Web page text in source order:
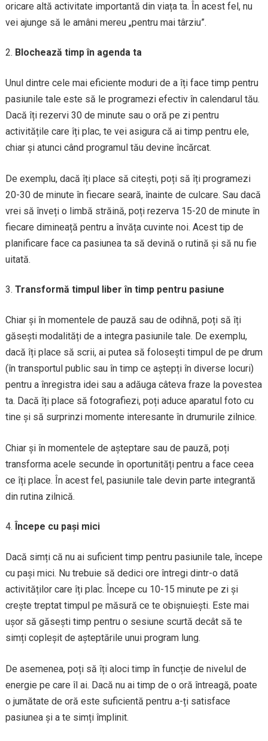
oricare altă activitate importantă din viața ta. În acest fel, nu
vei ajunge să le amâni mereu „pentru mai târziu”.
Blochează timp în agenda ta
Unul dintre cele mai eficiente moduri de a îți face timp pentru
pasiunile tale este să le programezi efectiv în calendarul tău.
Dacă îți rezervi 30 de minute sau o oră pe zi pentru
activitățile care îți plac, te vei asigura că ai timp pentru ele,
chiar și atunci când programul tău devine încărcat.
De exemplu, dacă îți place să citești, poți să îți programezi
20-30 de minute în fiecare seară, înainte de culcare. Sau dacă
vrei să înveți o limbă străină, poți rezerva 15-20 de minute în
fiecare dimineață pentru a învăța cuvinte noi. Acest tip de
planificare face ca pasiunea ta să devină o rutină și să nu fie
uitată.
Transformă timpul liber în timp pentru pasiune
Chiar și în momentele de pauză sau de odihnă, poți să îți
găsești modalități de a integra pasiunile tale. De exemplu,
dacă îți place să scrii, ai putea să folosești timpul de pe drum
(în transportul public sau în timp ce aștepți în diverse locuri)
pentru a înregistra idei sau a adăuga câteva fraze la povestea
ta. Dacă îți place să fotografiezi, poți aduce aparatul foto cu
tine și să surprinzi momente interesante în drumurile zilnice.
Chiar și în momentele de așteptare sau de pauză, poți
transforma acele secunde în oportunități pentru a face ceea
ce îți place. În acest fel, pasiunile tale devin parte integrantă
din rutina zilnică.
Începe cu pași mici
Dacă simți că nu ai suficient timp pentru pasiunile tale, începe
cu pași mici. Nu trebuie să dedici ore întregi dintr-o dată
activităților care îți plac. Începe cu 10-15 minute pe zi și
crește treptat timpul pe măsură ce te obișnuiești. Este mai
ușor să găsești timp pentru o sesiune scurtă decât să te
simți copleșit de așteptările unui program lung.
De asemenea, poți să îți aloci timp în funcție de nivelul de
energie pe care îl ai. Dacă nu ai timp de o oră întreagă, poate
o jumătate de oră este suficientă pentru a-ți satisface
pasiunea și a te simți împlinit.